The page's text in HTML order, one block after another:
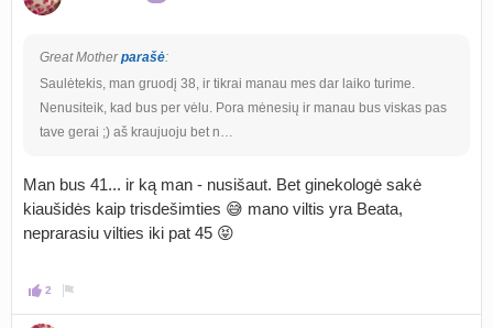
Great Motherparašė:
Saulėtekis, man gruodį 38, ir tikrai manau mes dar laiko turime.
Nenusiteik, kad bus per vėlu. Pora mėnesių ir manau bus viskas pas
tave gerai ;) aš kraujuoju bet n…
Man bus 41... ir ką man - nusišaut. Bet ginekologė sakė
kiaušidės kaip trisdešimties 😅 mano viltis yra Beata,
neprarasiu vilties iki pat 45 😝
2